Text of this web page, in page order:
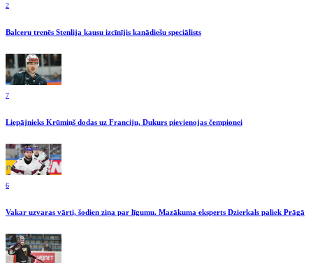
2
Balceru trenēs Stenlija kausu izcīnījis kanādiešu speciālists
7
Liepājnieks Krūmiņš dodas uz Franciju, Dukurs pievienojas čempionei
6
Vakar uzvaras vārti, šodien ziņa par līgumu. Mazākuma eksperts Dzierkals paliek Prāgā